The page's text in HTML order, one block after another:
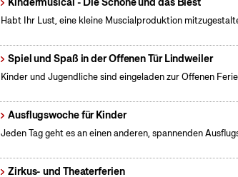
Habt Ihr Lust, eine kleine Muscialproduktion
Spiel und Spaß in der Offenen Tür Lindweiler
Kinder und Jugendliche sind eingeladen zur Offenen
Ausflugswoche für Kinder
Jeden Tag geht es an einen anderen, spannenden
Zirkus- und Theaterferien